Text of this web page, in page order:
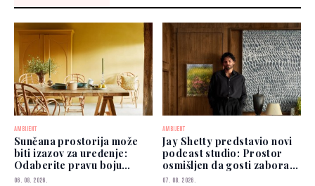
AMBIJENT
Sunčana prostorija može
biti izazov za uređenje:
Odaberite pravu boju
zidova
06. 08. 2026.
AMBIJENT
Jay Shetty predstavio novi
podcast studio: Prostor
osmišljen da gosti zaborave
na kamere
07. 08. 2026.